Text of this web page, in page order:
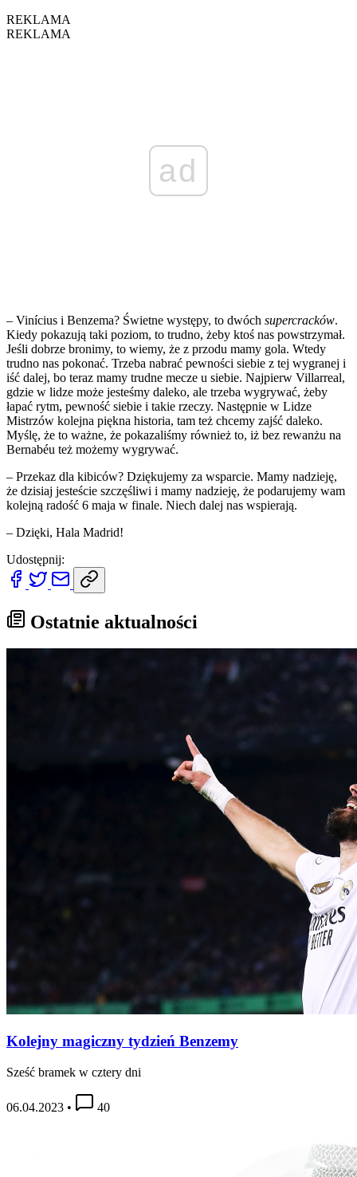
REKLAMA
REKLAMA
ad
– Vinícius i Benzema? Świetne występy, to dwóch supercracków.
Kiedy pokazują taki poziom, to trudno, żeby ktoś nas powstrzymał.
Jeśli dobrze bronimy, to wiemy, że z przodu mamy gola. Wtedy
trudno nas pokonać. Trzeba nabrać pewności siebie z tej wygranej i
iść dalej, bo teraz mamy trudne mecze u siebie. Najpierw Villarreal,
gdzie w lidze może jesteśmy daleko, ale trzeba wygrywać, żeby
łapać rytm, pewność siebie i takie rzeczy. Następnie w Lidze
Mistrzów kolejna piękna historia, tam też chcemy zajść daleko.
Myślę, że to ważne, że pokazaliśmy również to, iż bez rewanżu na
Bernabéu też możemy wygrywać.
– Przekaz dla kibiców? Dziękujemy za wsparcie. Mamy nadzieję,
że dzisiaj jesteście szczęśliwi i mamy nadzieję, że podarujemy wam
kolejną radość 6 maja w finale. Niech dalej nas wspierają.
– Dzięki, Hala Madrid!
Udostępnij:
Ostatnie aktualności
Kolejny magiczny tydzień Benzemy
Sześć bramek w cztery dni
06.04.2023 • 40